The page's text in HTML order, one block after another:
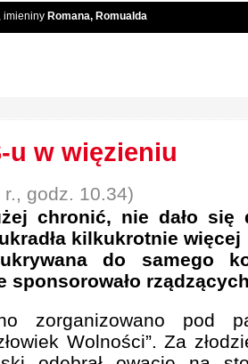
, imieniny Romana, Romualda
u w więzieniu
godz. 10.34)
chronić, nie dało się
kilkukrotnie
do samego
sponsorowało
zorganizowano pod
Wolności”. Za